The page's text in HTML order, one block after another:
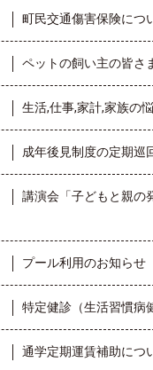
町民交通傷害保険につ
ペットの飼い主の皆さ
生活,仕事,家計,家族の
成年後見制度の定期巡
講演会「子どもと親の
プール利用のお知らせ
特定健診（生活習慣病
通学定期運賃補助につ